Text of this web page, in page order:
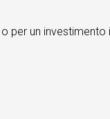
per un investimento